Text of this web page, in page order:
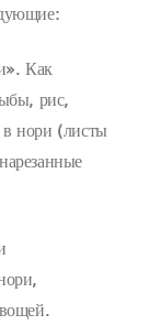
Как
рис,
нори (листы